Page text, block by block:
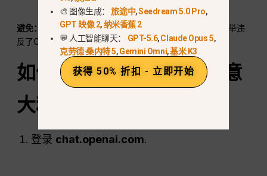
避免：
使用VPN伪造在其他国家的居住地以规避定价。此举违
反了OpenAI的服务条款，可能会导致账户被暂停。.
如何订阅ChatGPT来自意
大利的Plus（分步指南）
登录 chat.openai.com.
🎨 图像生成：旅途中,Seedream 5.0 Pro,
GPT 映像 2,纳米香蕉 2
💬 人工智能聊天： GPT-5.6,Claude Opus 5,
克劳德·桑内特 5,Gemini Omni,基米 K3
获得 50% 折扣 - 立即开始